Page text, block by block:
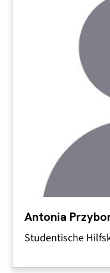
Antonia
Studentische